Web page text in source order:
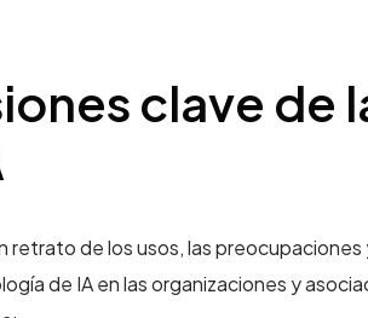
clave de
retrato de los usos, las
de IA en las organizaciones y